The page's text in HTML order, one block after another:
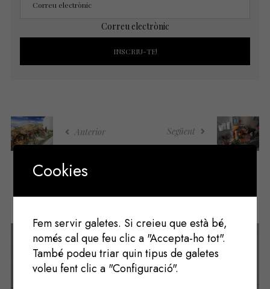
Correu electrònic
Anterior Següent
Potser t'agradaria
Cookies
Fem servir galetes. Si creieu que està bé,
només cal que feu clic a "Accepta-ho tot".
També podeu triar quin tipus de galetes
voleu fent clic a "Configuració".